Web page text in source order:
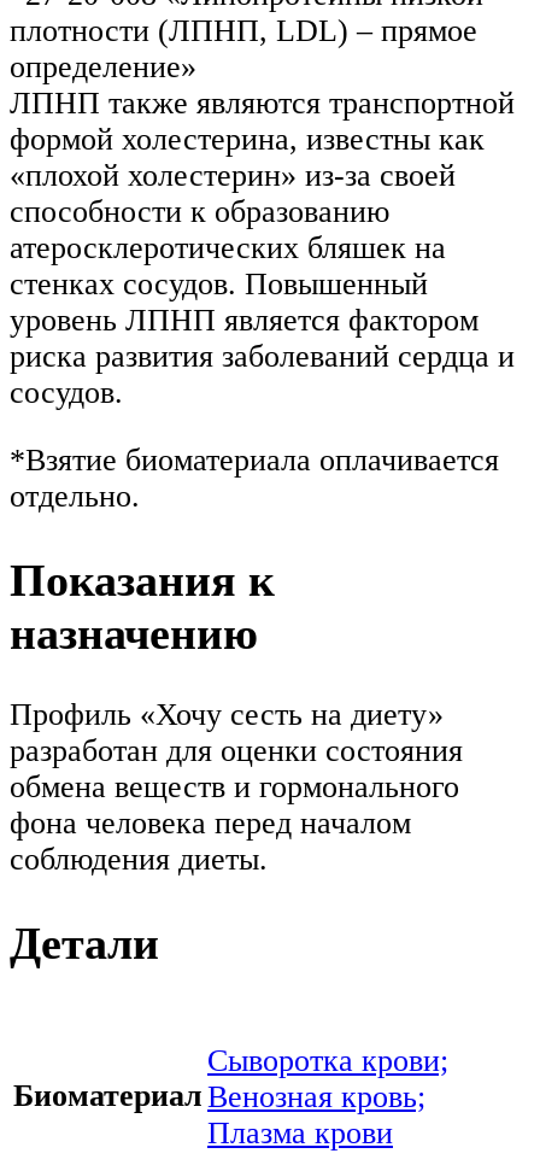
плотности (ЛПНП, LDL) – прямое
определение»
ЛПНП также являются транспортной
формой холестерина, известны как
«плохой холестерин» из-за своей
способности к образованию
атеросклеротических бляшек на
стенках сосудов. Повышенный
уровень ЛПНП является фактором
риска развития заболеваний сердца и
сосудов.
*Взятие биоматериала оплачивается
отдельно.
Показания к
назначению
Профиль «Хочу сесть на диету»
разработан для оценки состояния
обмена веществ и гормонального
фона человека перед началом
соблюдения диеты.
Детали
Биоматериал
Сыворотка крови;
Венозная кровь;
Плазма крови